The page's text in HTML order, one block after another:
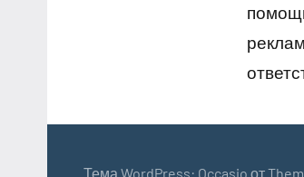
Тема WordPress: Occasio от